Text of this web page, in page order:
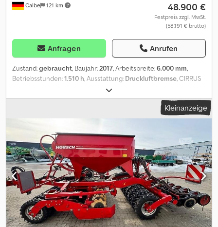
Calbe 121 km 48.900 €
Festpreis zzgl. MwSt.
(58.191 € brutto)
Anfragen Anrufen
Zustand:gebraucht, Baujahr:2017, Arbeitsbreite:6.000 mm,
Betriebsstunden:1.510 h, Ausstattung: Druckluftbremse, CIRRUS
6003-2 (0010) Amazone Drillmaschine (0020) Schnellentleerung
(0030) Beleuchtung (0040) Fahrwerksschwinge (0050)
Teleskopdeichsel (0060) Fahrwerk mit Druckluftbremsanlage
(0070) Radsatz Matrix-Profil 400/55 R 17,5 (0080) Scheibenfeld
cm Fahrgassenschaltung (0120) Elektrische Halbseitenschaltung
(0130) Scharsatz Rotec Pro 6003 12,5 (0140) Tiefenführungsrolle
Control 25 pro (0150) zum kurzen RoTec pro-Schar (0160)
Tiefenführungsrolle Control 25 pro (0170) zum langen RoTec pro-
Schar (0180) Rollenstriegel (0190) Komfort-Hydraulik (0200)
Maschinensteuerung ISOBUS (0210) Radarsensor international
(0220) Terminalpaket ISOBUS AMATRON3 (0230) Comfort-Paket
mit Twin Terminal 3.0 Spuranreißer (0250) Fahrgassenmarkierung
(0260) Radspurlockerersatz mit Anbaurahmen Dcodpfxozqp A Hs
Kleinanzeige